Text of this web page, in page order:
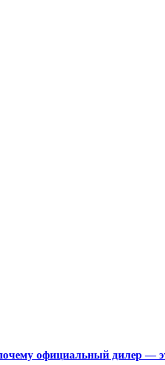
официальный дилер —